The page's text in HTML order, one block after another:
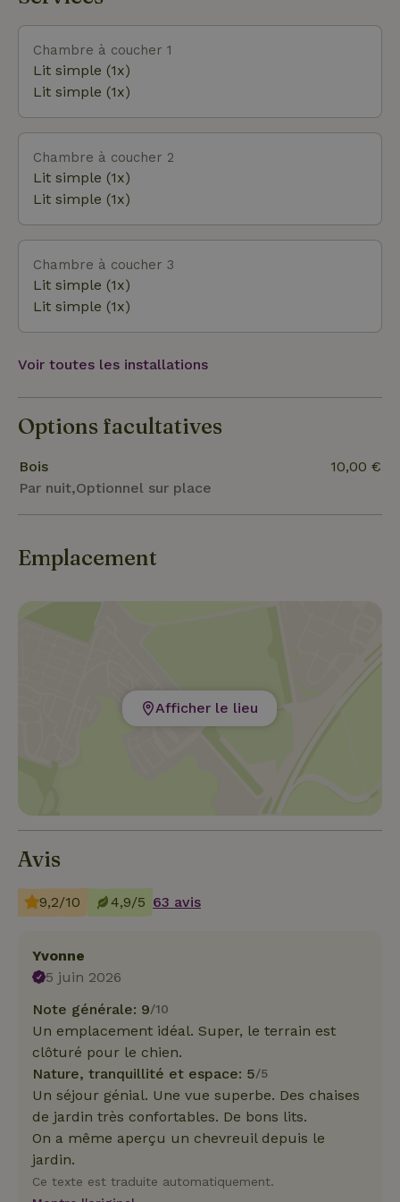
circulation et d'attractions "Duinen Zathe" se trouve
à Appelscha (10 km). Mais la ferme de jeux "De
Drentse Koe" à Ruinerwold est aussi une sortie
idéale pour les enfants (même quand le temps n'est
pas au beau fixe). Tu veux te rafraîchir en été ?
Faire un barbecue, se détendre, faire du vélo, du
VTT, de la randonnée, cuisiner, travailler, regarder
un film, faire de la pâtisserie ou "juste ne rien faire",
tout cela est possible ici. Dans notre Maison nature,
tu es entre de bonnes mains toute l'année !
Chambre à coucher 1
Lit simple (1x)
Lit simple (1x)
Chambre à coucher 2
Lit simple (1x)
Lit simple (1x)
Chambre à coucher 3
Lit simple (1x)
Lit simple (1x)
Voir toutes les installations
Options facultatives
Bois
Par nuit,Optionnel sur place
10,00 €
Emplacement
Afficher le lieu
Avis
9,2/10 4,9/5 63 avis
Yvonne
5 juin 2026
Note générale: 9/10
Un emplacement idéal. Super, le terrain est
clôturé pour le chien.
Nature, tranquillité et espace: 5/5
Un séjour génial. Une vue superbe. Des chaises
de jardin très confortables. De bons lits.
On a même aperçu un chevreuil depuis le
jardin.
Ce texte est traduite automatiquement.